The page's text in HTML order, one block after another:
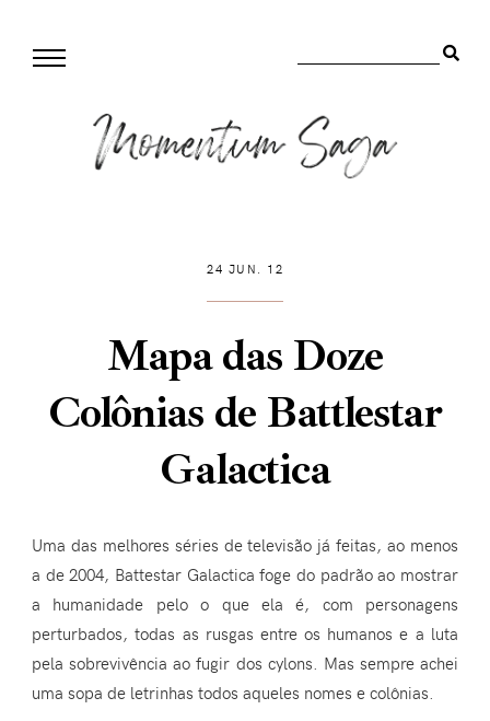
24 JUN. 12
Mapa das Doze
Colônias de Battlestar
Galactica
Uma das melhores séries de televisão já feitas, ao menos
a de 2004, Battestar Galactica foge do padrão ao mostrar
a humanidade pelo o que ela é, com personagens
perturbados, todas as rusgas entre os humanos e a luta
pela sobrevivência ao fugir dos cylons. Mas sempre achei
uma sopa de letrinhas todos aqueles nomes e colônias.